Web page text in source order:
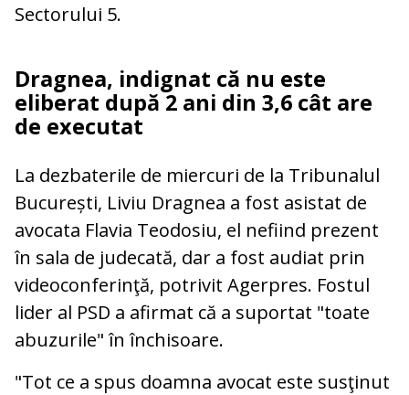
Sectorului 5.
Dragnea, indignat că nu este
eliberat după 2 ani din 3,6 cât are
de executat
La dezbaterile de miercuri de la Tribunalul
București, Liviu Dragnea a fost asistat de
avocata Flavia Teodosiu, el nefiind prezent
în sala de judecată, dar a fost audiat prin
videoconferinţă, potrivit Agerpres. Fostul
lider al PSD a afirmat că a suportat "toate
abuzurile" în închisoare.
"Tot ce a spus doamna avocat este susţinut